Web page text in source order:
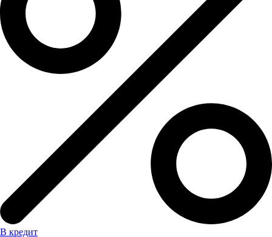
В кредит